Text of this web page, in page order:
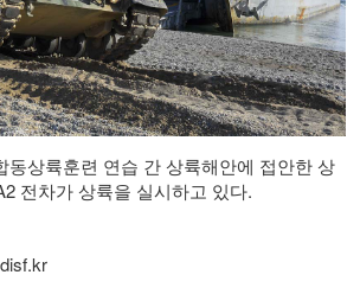
동상륙훈련 연습 간 상륙해안에 접안한 상
전차가 상륙을 실시하고 있다.